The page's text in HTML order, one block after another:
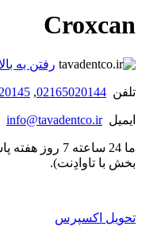
Croxcan
رفتن به
تلفن 02165020144
,
ایمیلinfo@tavadentco.ir
ما 24 ساعته
بخش با تاوادِنت).
تحویل اکسپرس